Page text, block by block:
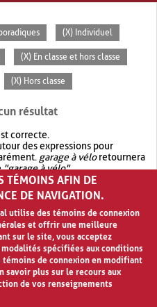
(X) Individuel
(X) En classe et hors classe
(X) Hors classe
résultat
correcte.
des expressions pour
garage à véloretournera
"garage à vélo".
avec OR.garage OR vélo
quegarage à vélo
TÉMOINS AFIN DE
DE NAVIGATION.
utilise des témoins de connexion
et offrir une meilleure
sur le site, vous acceptez
spécifiées aux conditions
de connexion en modifiant
savoir plus sur le recours aux
de vos renseignements